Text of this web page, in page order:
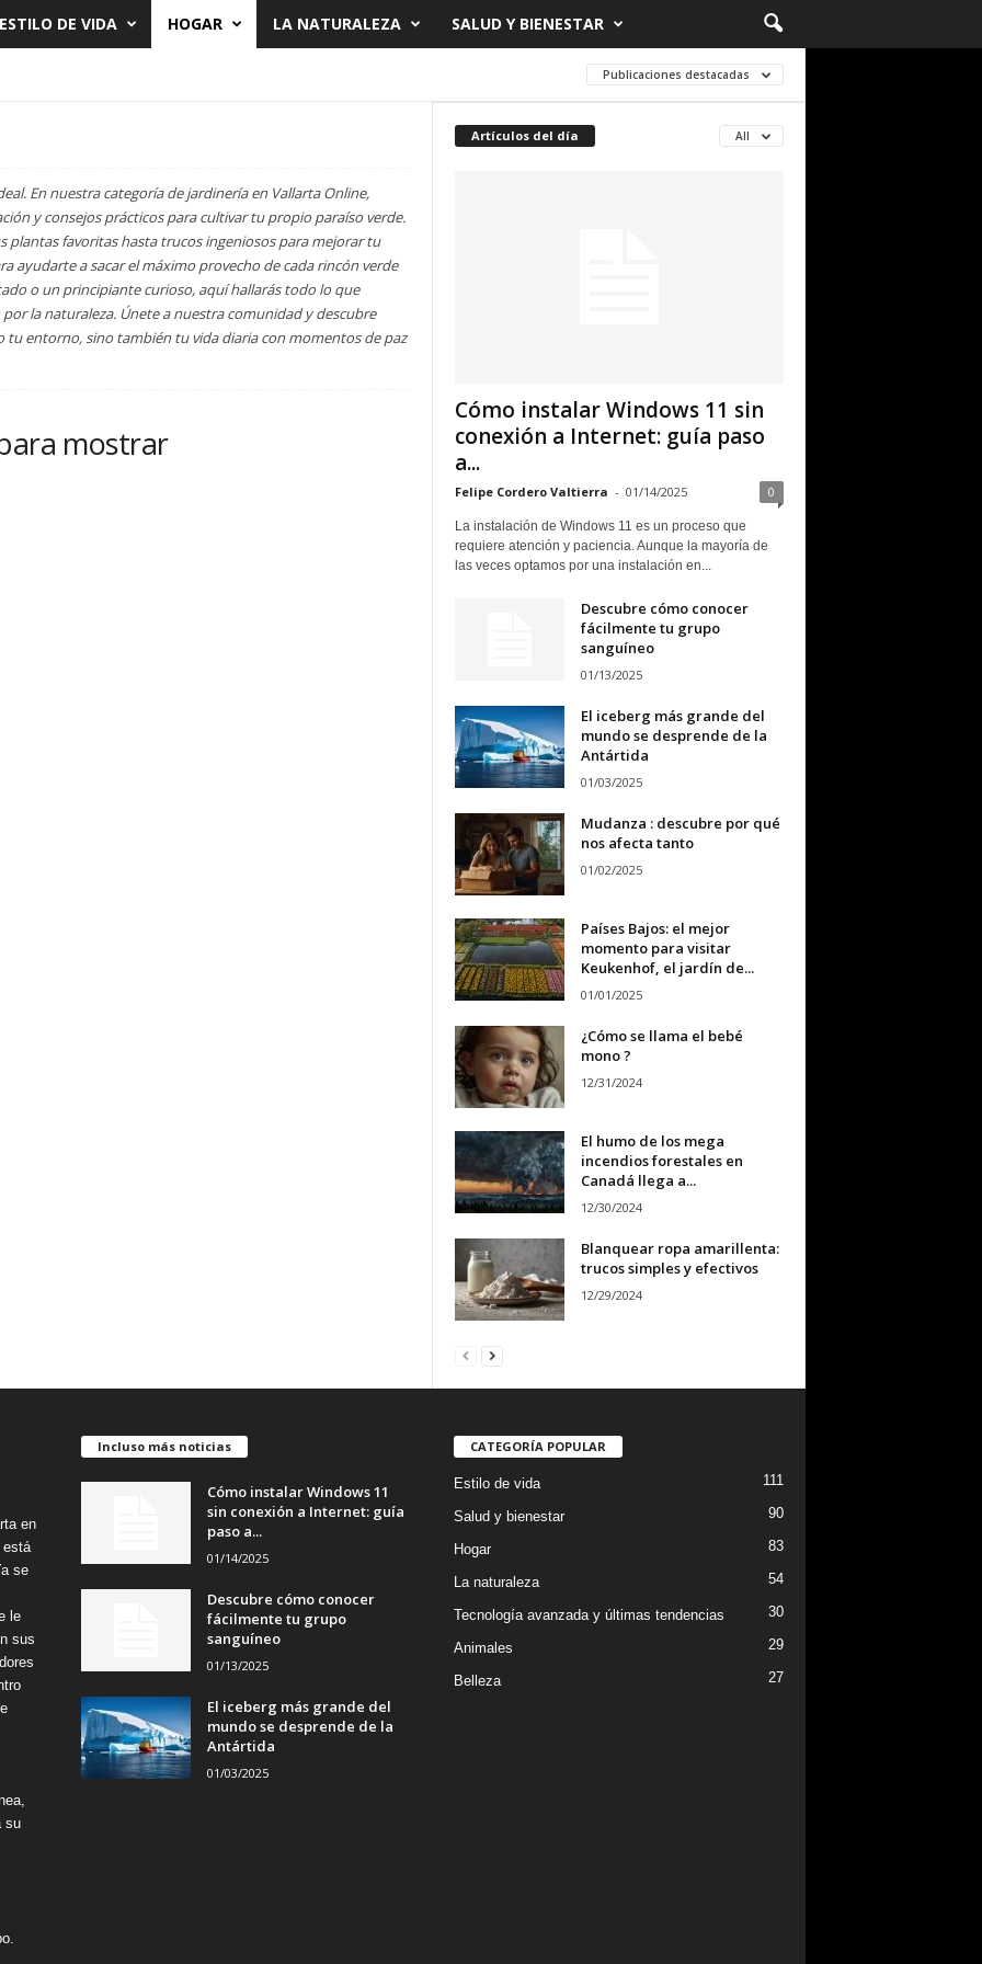
ESTILO DE VIDA HOGAR LA NATURALEZA SALUD Y BIENESTAR
Publicaciones destacadas
En nuestra categoría de jardinería en Vallarta Online,
y consejos prácticos para cultivar tu propio paraíso verde.
plantas favoritas hasta trucos ingeniosos para mejorar tu
ayudarte a sacar el máximo provecho de cada rincón verde
o un principiante curioso, aquí hallarás todo lo que
la naturaleza. Únete a nuestra comunidad y descubre
entorno, sino también tu vida diaria con momentos de paz
mostrar
Artículos del día All
Cómo instalar Windows 11 sin
conexión a Internet: guía paso
a...
Felipe Cordero Valtierra - 01/14/2025 0
La instalación de Windows 11 es un proceso que
requiere atención y paciencia. Aunque la mayoría de
las veces optamos por una instalación en...
Descubre cómo conocer
fácilmente tu grupo
sanguíneo
01/13/2025
El iceberg más grande del
mundo se desprende de la
Antártida
01/03/2025
Mudanza : descubre por qué
nos afecta tanto
01/02/2025
Países Bajos: el mejor
momento para visitar
Keukenhof, el jardín de...
01/01/2025
¿Cómo se llama el bebé
mono ?
12/31/2024
El humo de los mega
incendios forestales en
Canadá llega a...
12/30/2024
Blanquear ropa amarillenta:
trucos simples y efectivos
12/29/2024
en
está
se
le
sus
su
Incluso más noticias
Cómo instalar Windows 11
sin conexión a Internet: guía
paso a...
01/14/2025
Descubre cómo conocer
fácilmente tu grupo
sanguíneo
01/13/2025
El iceberg más grande del
mundo se desprende de la
Antártida
01/03/2025
CATEGORÍA POPULAR
Estilo de vida 111
Salud y bienestar 90
Hogar 83
La naturaleza 54
Tecnología avanzada y últimas tendencias 30
Animales 29
Belleza 27